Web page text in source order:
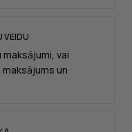
VEIDU
vai
un